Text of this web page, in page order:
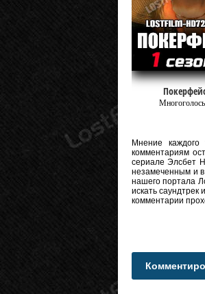
Мнение
комментариям
сериале Элсбет
незамеченным и
нашего портала
искать
комментарии